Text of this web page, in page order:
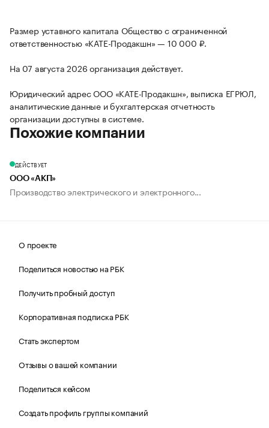
Размер уставного капитала Общество с ограниченной
ответственностью «КАТЕ-Продакшн» — 10 000 ₽.
На 07 августа 2026 организация действует.
Юридический адрес ООО «КАТЕ-Продакшн», выписка ЕГРЮЛ,
аналитические данные и бухгалтерская отчетность
организации доступны в системе.
Похожие компании
ДЕЙСТВУЕТ
ООО «АКП»
Производство электрического и электронного...
О проекте
Поделиться новостью на РБК
Получить пробный доступ
Корпоративная подписка РБК
Стать экспертом
Отзывы о вашей компании
Поделиться кейсом
Создать профиль группы компаний